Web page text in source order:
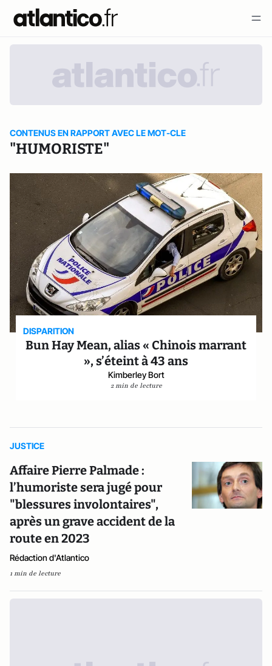
CONTENUS EN RAPPORT AVEC LE MOT-CLE
"HUMORISTE"
DISPARITION
Bun Hay Mean, alias « Chinois marrant
», s’éteint à 43 ans
Kimberley Bort
2 min de lecture
JUSTICE
Affaire Pierre Palmade :
l’humoriste sera jugé pour
"blessures involontaires",
après un grave accident de la
route en 2023
Rédaction d'Atlantico
1 min de lecture